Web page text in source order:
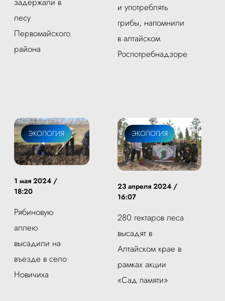
лесу
Первомайского
района
и употреблять
грибы, напомнили
в алтайском
Роспотребнадзоре
ЭКОЛОГИЯ
1 мая 2024 /
18:20
Рябиновую
аллею
высадили на
въезде в село
Новичиха
ЭКОЛОГИЯ
23 апреля 2024 /
16:07
280 гектаров леса
высадят в
Алтайском крае в
рамках акции
«Сад памяти»